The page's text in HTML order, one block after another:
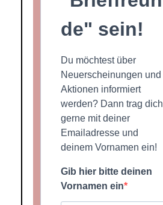
de" sein!
Du möchtest über
Neuerscheinungen und
Aktionen informiert
werden? Dann trag dich
gerne mit deiner
Emailadresse und
deinem Vornamen ein!
Gib hier bitte deinen
Vornamen ein